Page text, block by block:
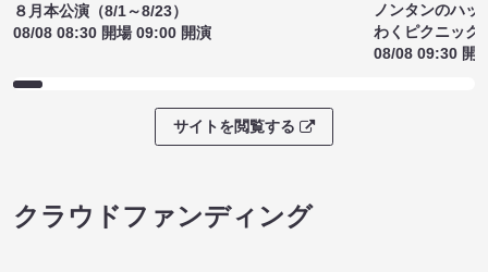
８月本公演（8/1～8/23）
08/08 08:30 開場 09:00 開演
ノンタンのハッ
わくピクニック
08/08 09:30 開
サイトを閲覧する
クラウドファンディング